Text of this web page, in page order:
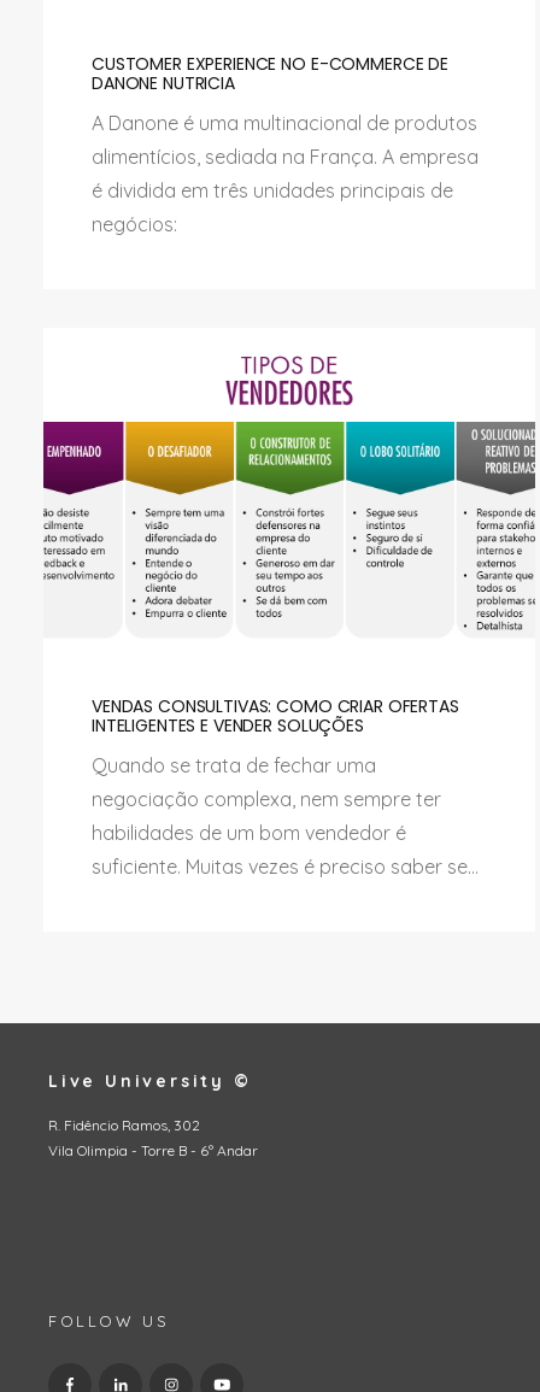
CUSTOMER EXPERIENCE NO E-COMMERCE DE
DANONE NUTRICIA
A Danone é uma multinacional de produtos
alimentícios, sediada na França. A empresa
é dividida em três unidades principais de
negócios:
VENDAS CONSULTIVAS: COMO CRIAR OFERTAS
INTELIGENTES E VENDER SOLUÇÕES
Quando se trata de fechar uma
negociação complexa, nem sempre ter
habilidades de um bom vendedor é
suficiente. Muitas vezes é preciso saber se...
Live University ©
R. Fidêncio Ramos, 302
Vila Olimpia - Torre B - 6º Andar
FOLLOW US